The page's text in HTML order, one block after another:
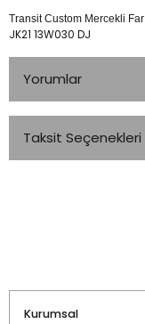
Transit Custom Mercekli
JK21 13W030 DJ
Yorumlar
Taksit Seçenekleri
Kurumsal